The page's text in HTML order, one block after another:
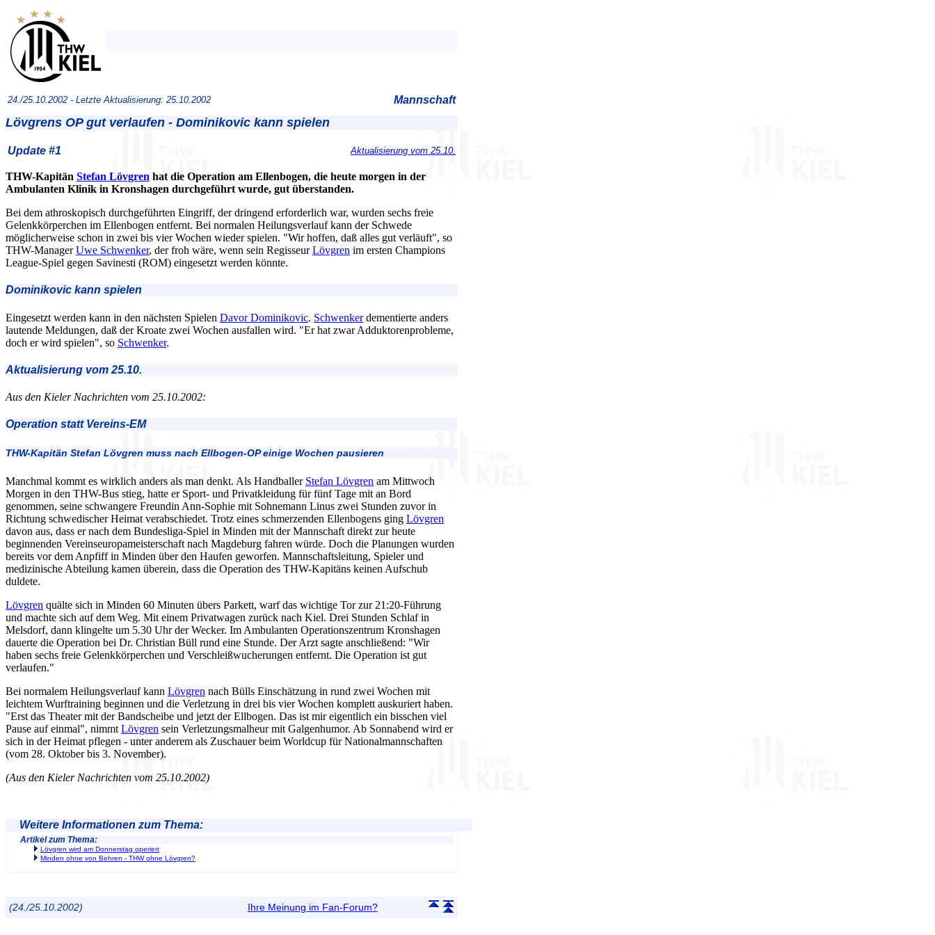
24./25.10.2002 - Letzte Aktualisierung: 25.10.2002 Mannschaft
Lövgrens OP gut verlaufen - Dominikovic kann spielen
Update #1 Aktualisierung vom 25.10.
THW-Kapitän Stefan Lövgren hat die Operation am Ellenbogen, die heute morgen in der
Ambulanten Klinik in Kronshagen durchgeführt wurde, gut überstanden.
Bei dem athroskopisch durchgeführten Eingriff, der dringend erforderlich war, wurden sechs freie
Gelenkkörperchen im Ellenbogen entfernt. Bei normalen Heilungsverlauf kann der Schwede
möglicherweise schon in zwei bis vier Wochen wieder spielen. "Wir hoffen, daß alles gut verläuft", so
THW-ManagerUwe Schwenker, der froh wäre, wenn sein RegisseurLövgren im ersten Champions
League-Spiel gegen Savinesti (ROM) eingesetzt werden könnte.
Dominikovic kann spielen
Eingesetzt werden kann in den nächsten Spielen Davor Dominikovic. Schwenkerdementierte anders
lautende Meldungen, daß der Kroate zwei Wochen ausfallen wird. "Er hat zwar Adduktorenprobleme,
doch er wird spielen", so Schwenker.
Aktualisierung vom 25.10.
Aus den Kieler Nachrichten vom 25.10.2002:
Operation statt Vereins-EM
THW-Kapitän Stefan Lövgren muss nach Ellbogen-OP einige Wochen pausieren
Manchmal kommt es wirklich anders als man denkt. Als Handballer Stefan Lövgren am Mittwoch
Morgen in den THW-Bus stieg, hatte er Sport- und Privatkleidung für fünf Tage mit an Bord
genommen, seine schwangere Freundin Ann-Sophie mit Sohnemann Linus zwei Stunden zuvor in
Richtung schwedischer Heimat verabschiedet. Trotz eines schmerzenden Ellenbogens ging Lövgren
davon aus, dass er nach dem Bundesliga-Spiel in Minden mit der Mannschaft direkt zur heute
beginnenden Vereinseuropameisterschaft nach Magdeburg fahren würde. Doch die Planungen wurden
bereits vor dem Anpfiff in Minden über den Haufen geworfen. Mannschaftsleitung, Spieler und
medizinische Abteilung kamen überein, dass die Operation des THW-Kapitäns keinen Aufschub
duldete.
Lövgren quälte sich in Minden 60 Minuten übers Parkett, warf das wichtige Tor zur 21:20-Führung
und machte sich auf dem Weg. Mit einem Privatwagen zurück nach Kiel. Drei Stunden Schlaf in
Melsdorf, dann klingelte um 5.30 Uhr der Wecker. Im Ambulanten Operationszentrum Kronshagen
dauerte die Operation bei Dr. Christian Büll rund eine Stunde. Der Arzt sagte anschließend: "Wir
haben sechs freie Gelenkkörperchen und Verschleißwucherungen entfernt. Die Operation ist gut
verlaufen."
Bei normalem Heilungsverlauf kann Lövgren nach Bülls Einschätzung in rund zwei Wochen mit
leichtem Wurftraining beginnen und die Verletzung in drei bis vier Wochen komplett auskuriert haben.
"Erst das Theater mit der Bandscheibe und jetzt der Ellbogen. Das ist mir eigentlich ein bisschen viel
Pause auf einmal", nimmtLövgren sein Verletzungsmalheur mit Galgenhumor. Ab Sonnabend wird er
sich in der Heimat pflegen - unter anderem als Zuschauer beim Worldcup für Nationalmannschaften
(vom 28. Oktober bis 3. November).
(Aus den Kieler Nachrichten vom 25.10.2002)
Weitere Informationen zum Thema:
Artikel zum Thema:
Lövgren wird am Donnerstag operiert
Minden ohne von Behren - THW ohne Lövgren?
(24./25.10.2002) Ihre Meinung im Fan-Forum?